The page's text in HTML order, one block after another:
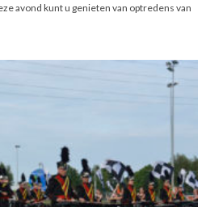
avond kunt u genieten van optredens van